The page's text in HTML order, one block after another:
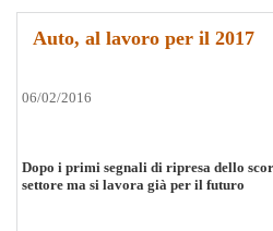
Auto, al lavoro per il 2017
06/02/2016
Dopo i primi segnali di ripresa dello
settore ma si lavora già per il futuro